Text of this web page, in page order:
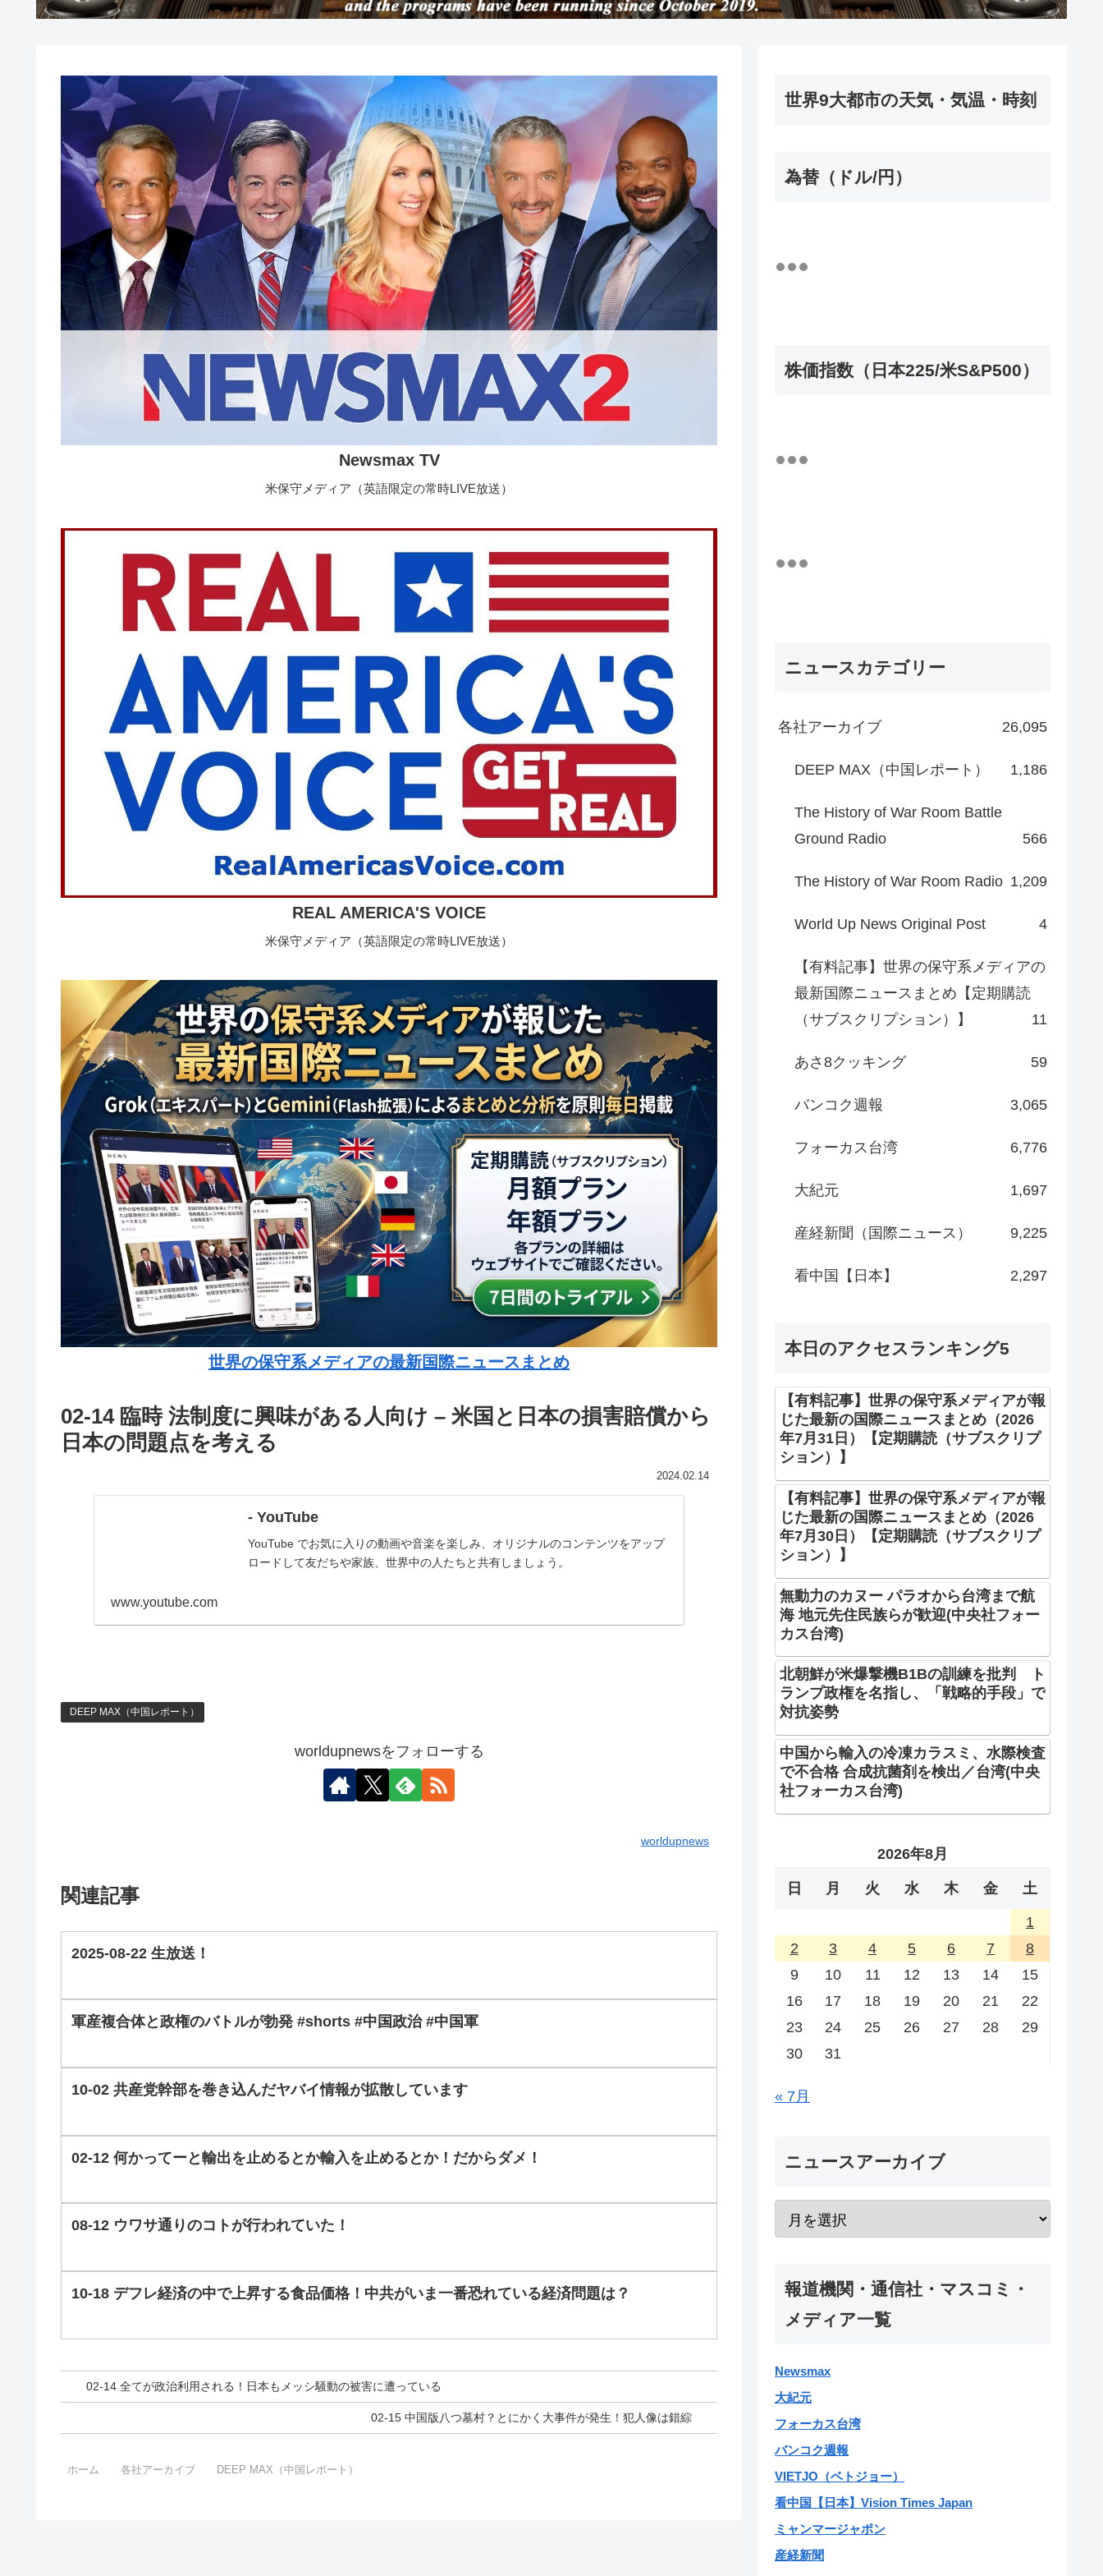
Newsmax TV
米保守メディア（英語限定の常時LIVE放送）
REAL AMERICA'S VOICE
米保守メディア（英語限定の常時LIVE放送）
世界の保守系メディアの最新国際ニュースまとめ
02-14 臨時 法制度に興味がある人向け – 米国と日本の損害賠償から
日本の問題点を考える
2024.02.14
- YouTube
YouTube でお気に入りの動画や音楽を楽しみ、オリジナルのコンテンツをアップ
ロードして友だちや家族、世界中の人たちと共有しましょう。
www.youtube.com
DEEP MAX（中国レポート）
worldupnewsをフォローする
worldupnews
関連記事
2025-08-22 生放送！
軍産複合体と政権のバトルが勃発 #shorts #中国政治 #中国軍
10-02 共産党幹部を巻き込んだヤバイ情報が拡散しています
02-12 何かってーと輸出を止めるとか輸入を止めるとか！だからダメ！
08-12 ウワサ通りのコトが行われていた！
10-18 デフレ経済の中で上昇する食品価格！中共がいま一番恐れている経済問題は？
02-14 全てが政治利用される！日本もメッシ騒動の被害に遭っている
02-15 中国版八つ墓村？とにかく大事件が発生！犯人像は錯綜
ホーム 各社アーカイブ DEEP MAX（中国レポート）
世界9大都市の天気・気温・時刻
為替（ドル/円）
株価指数（日本225/米S&P500）
ニュースカテゴリー
各社アーカイブ 26,095
DEEP MAX（中国レポート） 1,186
The History of War Room Battle
Ground Radio
566
The History of War Room Radio 1,209
World Up News Original Post 4
【有料記事】世界の保守系メディアの
最新国際ニュースまとめ【定期購読
（サブスクリプション）】
11
あさ8クッキング 59
バンコク週報 3,065
フォーカス台湾 6,776
大紀元 1,697
産経新聞（国際ニュース） 9,225
看中国【日本】 2,297
本日のアクセスランキング5
【有料記事】世界の保守系メディアが報
じた最新の国際ニュースまとめ（2026
年7月31日）【定期購読（サブスクリプ
ション）】
【有料記事】世界の保守系メディアが報
じた最新の国際ニュースまとめ（2026
年7月30日）【定期購読（サブスクリプ
ション）】
無動力のカヌー パラオから台湾まで航
海 地元先住民族らが歓迎(中央社フォー
カス台湾)
北朝鮮が米爆撃機B1Bの訓練を批判 ト
ランプ政権を名指し、「戦略的手段」で
対抗姿勢
中国から輸入の冷凍カラスミ、水際検査
で不合格 合成抗菌剤を検出／台湾(中央
社フォーカス台湾)
2026年8月
日 月 火 水 木 金 土
1
2
3 4 5 6 7
8
9
10 11 12 13 14
15
16
17 18 19 20 21
22
23
24 25 26 27 28
29
30
31
« 7月
ニュースアーカイブ
報道機関・通信社・マスコミ・
メディア一覧
Newsmax
大紀元
フォーカス台湾
バンコク週報
VIETJO（ベトジョー）
看中国【日本】Vision Times Japan
ミャンマージャポン
産経新聞